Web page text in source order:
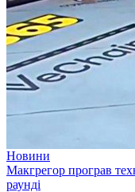
Новини
Макгрегор програв
раунді